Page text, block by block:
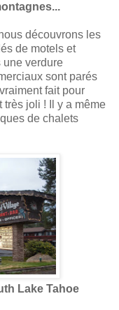
découvrons les
de motels et
une verdure
sont parés
fait pour
très joli ! Il y a même
de chalets
Lake Tahoe